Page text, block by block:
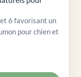
6 favorisant un
pour chien et